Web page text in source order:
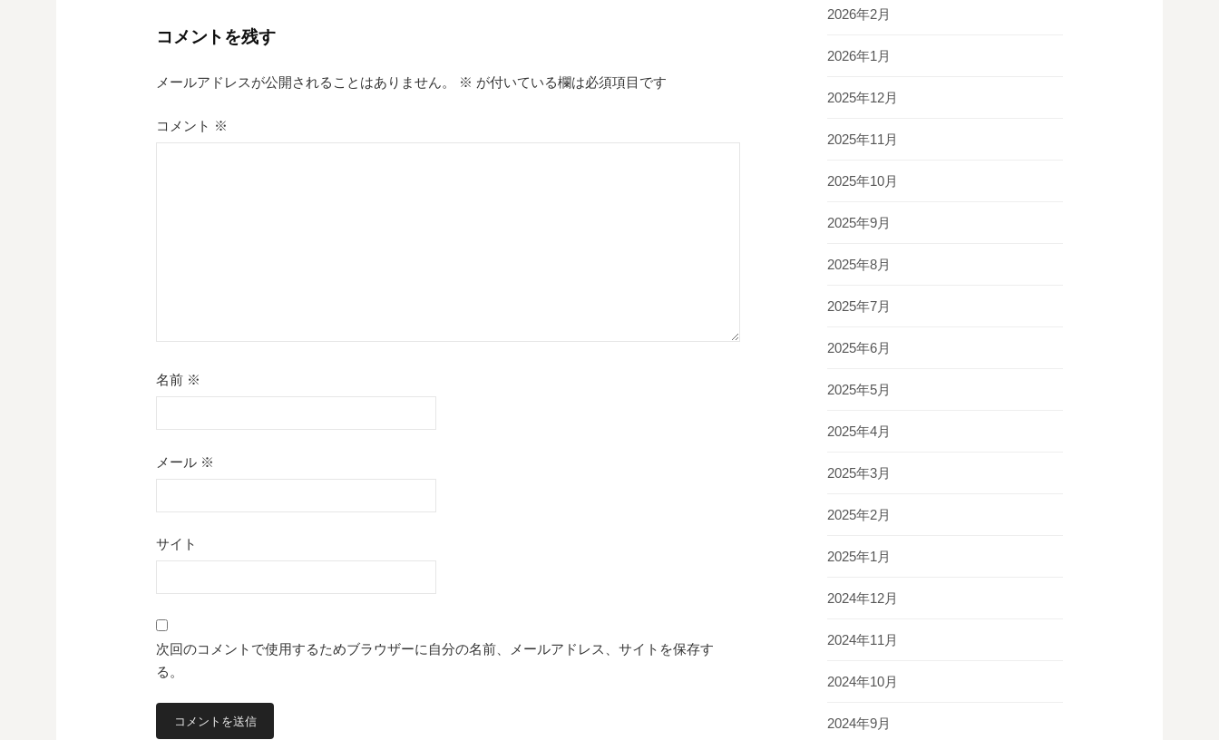
ー
シ
コメントを残す
メールアドレスが公開されることはありません。 ※ が付いている欄は必須項目です
コメント ※
名前 ※
メール ※
サイト
次回のコメントで使用するためブラウザーに自分の名前、メールアドレス、サイトを保存す
る。
2026年2月
2026年1月
2025年12月
2025年11月
2025年10月
2025年9月
2025年8月
2025年7月
2025年6月
2025年5月
2025年4月
2025年3月
2025年2月
2025年1月
2024年12月
2024年11月
2024年10月
2024年9月